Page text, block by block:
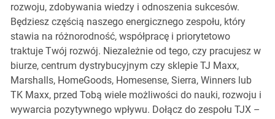
rozwoju, zdobywania wiedzy i odnoszenia sukcesów.
Będziesz częścią naszego energicznego zespołu, który
stawia na różnorodność, współpracę i priorytetowo
traktuje Twój rozwój. Niezależnie od tego, czy pracujesz w
biurze, centrum dystrybucyjnym czy sklepie TJ Maxx,
Marshalls, HomeGoods, Homesense, Sierra, Winners lub
TK Maxx, przed Tobą wiele możliwości do nauki, rozwoju i
wywarcia pozytywnego wpływu. Dołącz do zespołu TJX –